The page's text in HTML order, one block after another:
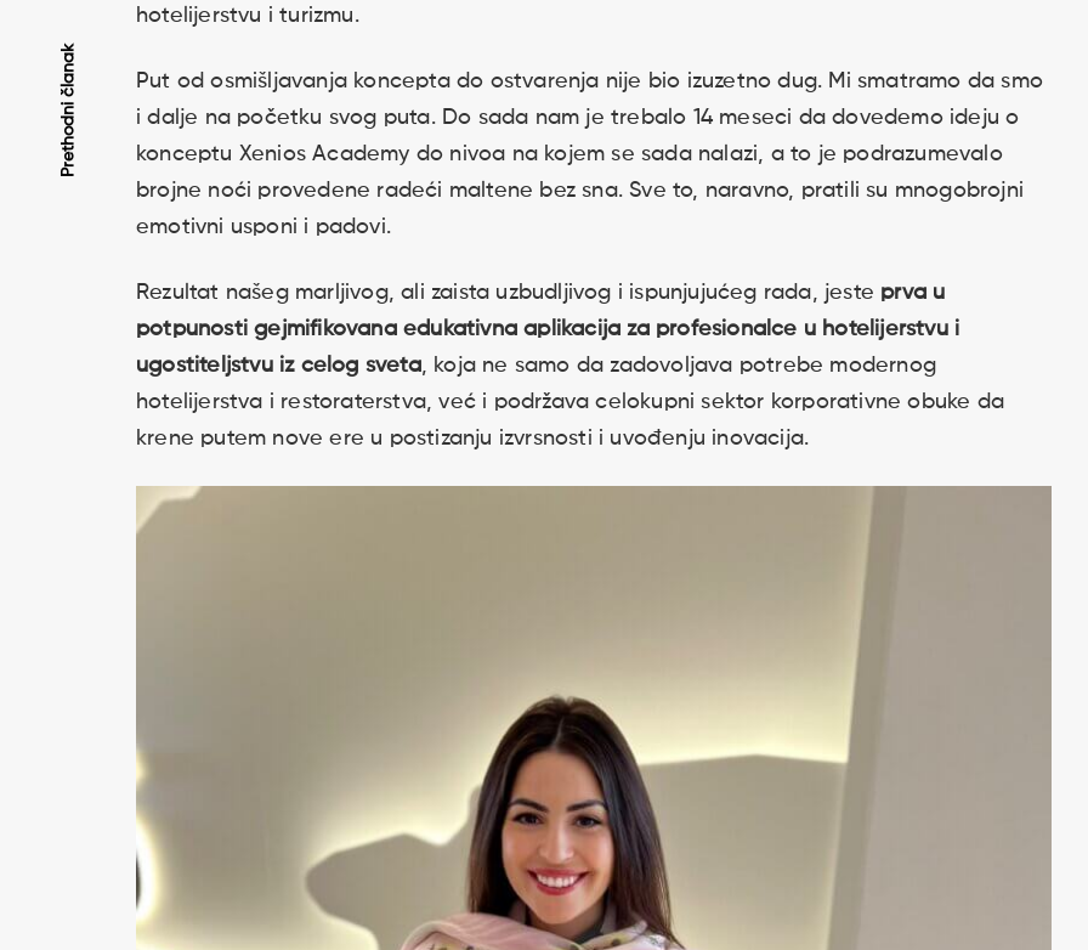
hotelijerstvu i turizmu.
Put od osmišljavanja koncepta do ostvarenja nije bio izuzetno dug. Mi smatramo da smo
i dalje na početku svog puta. Do sada nam je trebalo 14 meseci da dovedemo ideju o
konceptu Xenios Academy do nivoa na kojem se sada nalazi, a to je podrazumevalo
brojne noći provedene radeći maltene bez sna. Sve to, naravno, pratili su mnogobrojni
emotivni usponi i padovi.
Rezultat našeg marljivog, ali zaista uzbudljivog i ispunjujućeg rada, jeste prva u
potpunosti gejmifikovana edukativna aplikacija za profesionalce u hotelijerstvu i
ugostiteljstvu iz celog sveta, koja ne samo da zadovoljava potrebe modernog
hotelijerstva i restoraterstva, već i podržava celokupni sektor korporativne obuke da
krene putem nove ere u postizanju izvrsnosti i uvođenju inovacija.
Kretanje
članaka
Prethodni članak